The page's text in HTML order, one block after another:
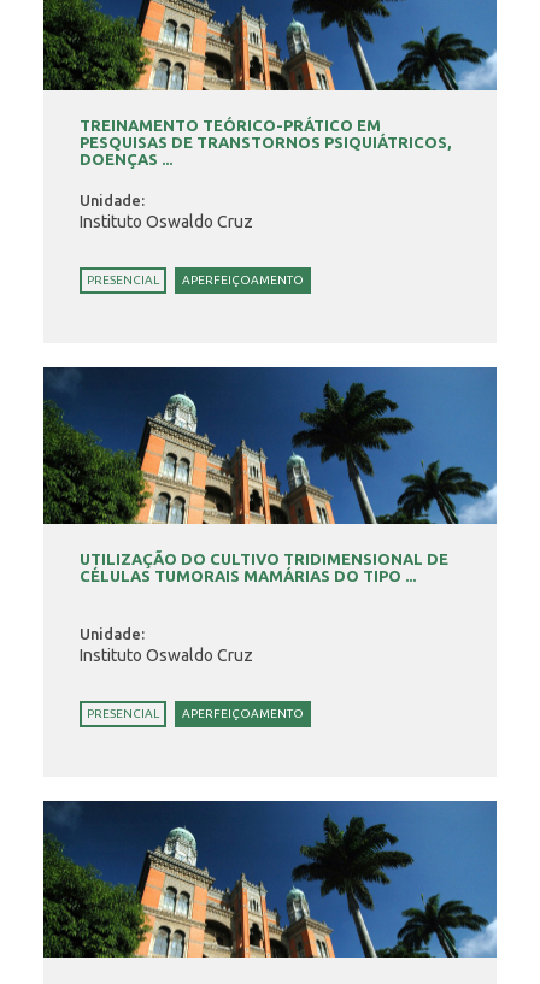
TREINAMENTO TEÓRICO-PRÁTICO EM
PESQUISAS DE TRANSTORNOS PSIQUIÁTRICOS,
DOENÇAS ...
Unidade:
Instituto Oswaldo Cruz
PRESENCIAL APERFEIÇOAMENTO
UTILIZAÇÃO DO CULTIVO TRIDIMENSIONAL DE
CÉLULAS TUMORAIS MAMÁRIAS DO TIPO ...
Unidade:
Instituto Oswaldo Cruz
PRESENCIAL APERFEIÇOAMENTO